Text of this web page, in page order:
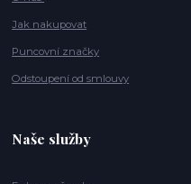
Jak nakupovat
Puncovní značky
Odstoupení od smlouvy
Naše služby